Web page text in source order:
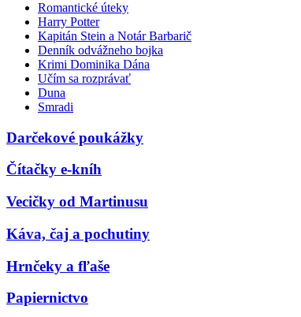
Romantické úteky
Harry Potter
Kapitán Stein a Notár Barbarič
Denník odvážneho bojka
Krimi Dominika Dána
Učím sa rozprávať
Duna
Smradi
Darčekové poukážky
Čítačky e-kníh
Vecičky od Martinusu
Káva, čaj a pochutiny
Hrnčeky a fľaše
Papiernictvo